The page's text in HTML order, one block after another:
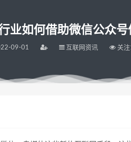
业如何借助微信公众
09-01 互联网资讯 关注